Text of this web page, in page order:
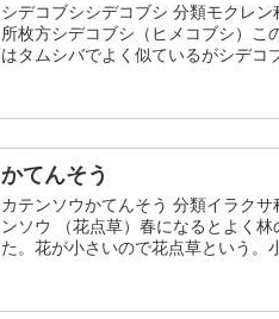
シデコブシシデコブシ 分類モクレ
所枚方シデコブシ（ヒメコブシ）こ
はタムシバでよく似ているがシデコ
かてんそう
カテンソウかてんそう 分類イラク
ンソウ （花点草）春になるとよく
た。花が小さいので花点草という。